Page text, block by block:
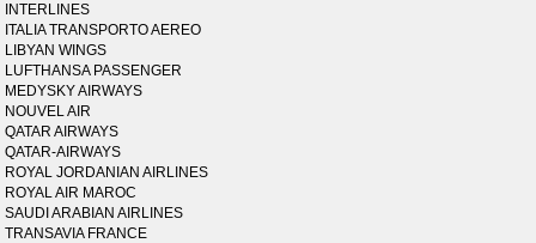
INTERLINES
ITALIA TRANSPORTO AEREO
LIBYAN WINGS
LUFTHANSA PASSENGER
MEDYSKY AIRWAYS
NOUVEL AIR
QATAR AIRWAYS
QATAR-AIRWAYS
ROYAL JORDANIAN AIRLINES
ROYAL AIR MAROC
SAUDI ARABIAN AIRLINES
TRANSAVIA FRANCE